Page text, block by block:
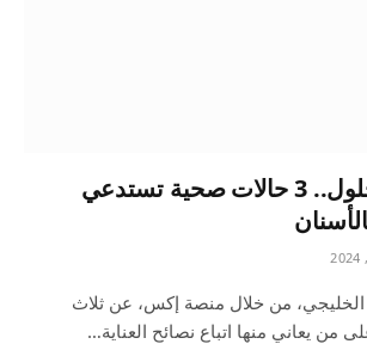
المشكلات والحلول.. 3 حالات صحية تستدعي
من خلال منصة إكس، عن ثلاث
يعاني منها اتباع نصائح العناية…